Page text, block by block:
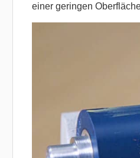
einer geringen